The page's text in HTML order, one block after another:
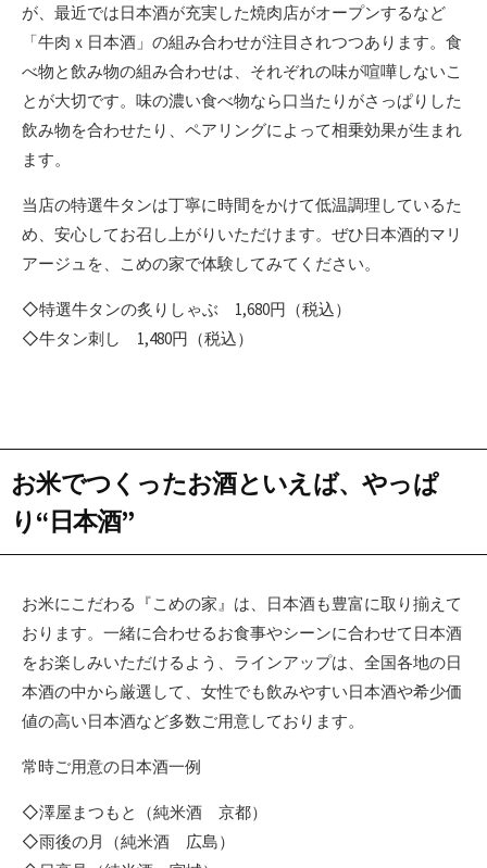
が、最近では日本酒が充実した焼肉店がオープンするなど
「牛肉ｘ日本酒」の組み合わせが注目されつつあります。食
べ物と飲み物の組み合わせは、それぞれの味が喧嘩しないこ
とが大切です。味の濃い食べ物なら口当たりがさっぱりした
飲み物を合わせたり、ペアリングによって相乗効果が生まれ
ます。
当店の特選牛タンは丁寧に時間をかけて低温調理しているた
め、安心してお召し上がりいただけます。ぜひ日本酒的マリ
アージュを、こめの家で体験してみてください。
◇特選牛タンの炙りしゃぶ 1,680円（税込）
◇牛タン刺し 1,480円（税込）
お米でつくったお酒といえば、やっぱ
り“日本酒”
お米にこだわる『こめの家』は、日本酒も豊富に取り揃えて
おります。一緒に合わせるお食事やシーンに合わせて日本酒
をお楽しみいただけるよう、ラインアップは、全国各地の日
本酒の中から厳選して、女性でも飲みやすい日本酒や希少価
値の高い日本酒など多数ご用意しております。
常時ご用意の日本酒一例
◇澤屋まつもと（純米酒 京都）
◇雨後の月（純米酒 広島）